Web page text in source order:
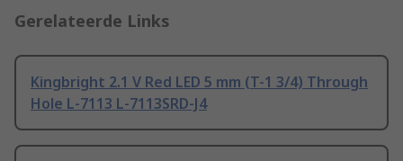
Gerelateerde Links
Kingbright 2.1 V Red LED 5 mm (T-1 3/4) Through
Hole L-7113 L-7113SRD-J4